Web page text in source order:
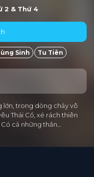
2 & Thứ 4
Sinh Tu Tiên
lớn, trong dòng chảy vô
Thái Cổ, xé rách thiên
cả những thần…